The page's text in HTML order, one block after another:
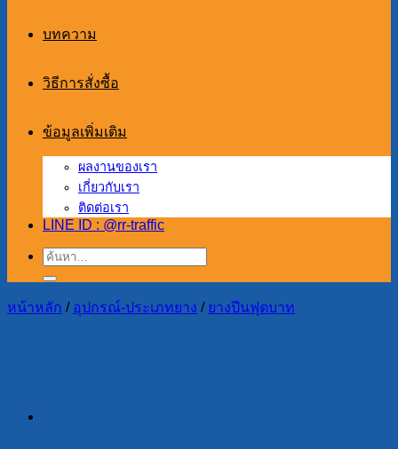
บทความ
วิธีการสั่งซื้อ
ข้อมูลเพิ่มเติม
ผลงานของเรา
เกี่ยวกับเรา
ติดต่อเรา
LINE ID : @rr-traffic
ค้นหา:
หน้าหลัก / อุปกรณ์-ประเภทยาง / ยางปีนฟุตบาท